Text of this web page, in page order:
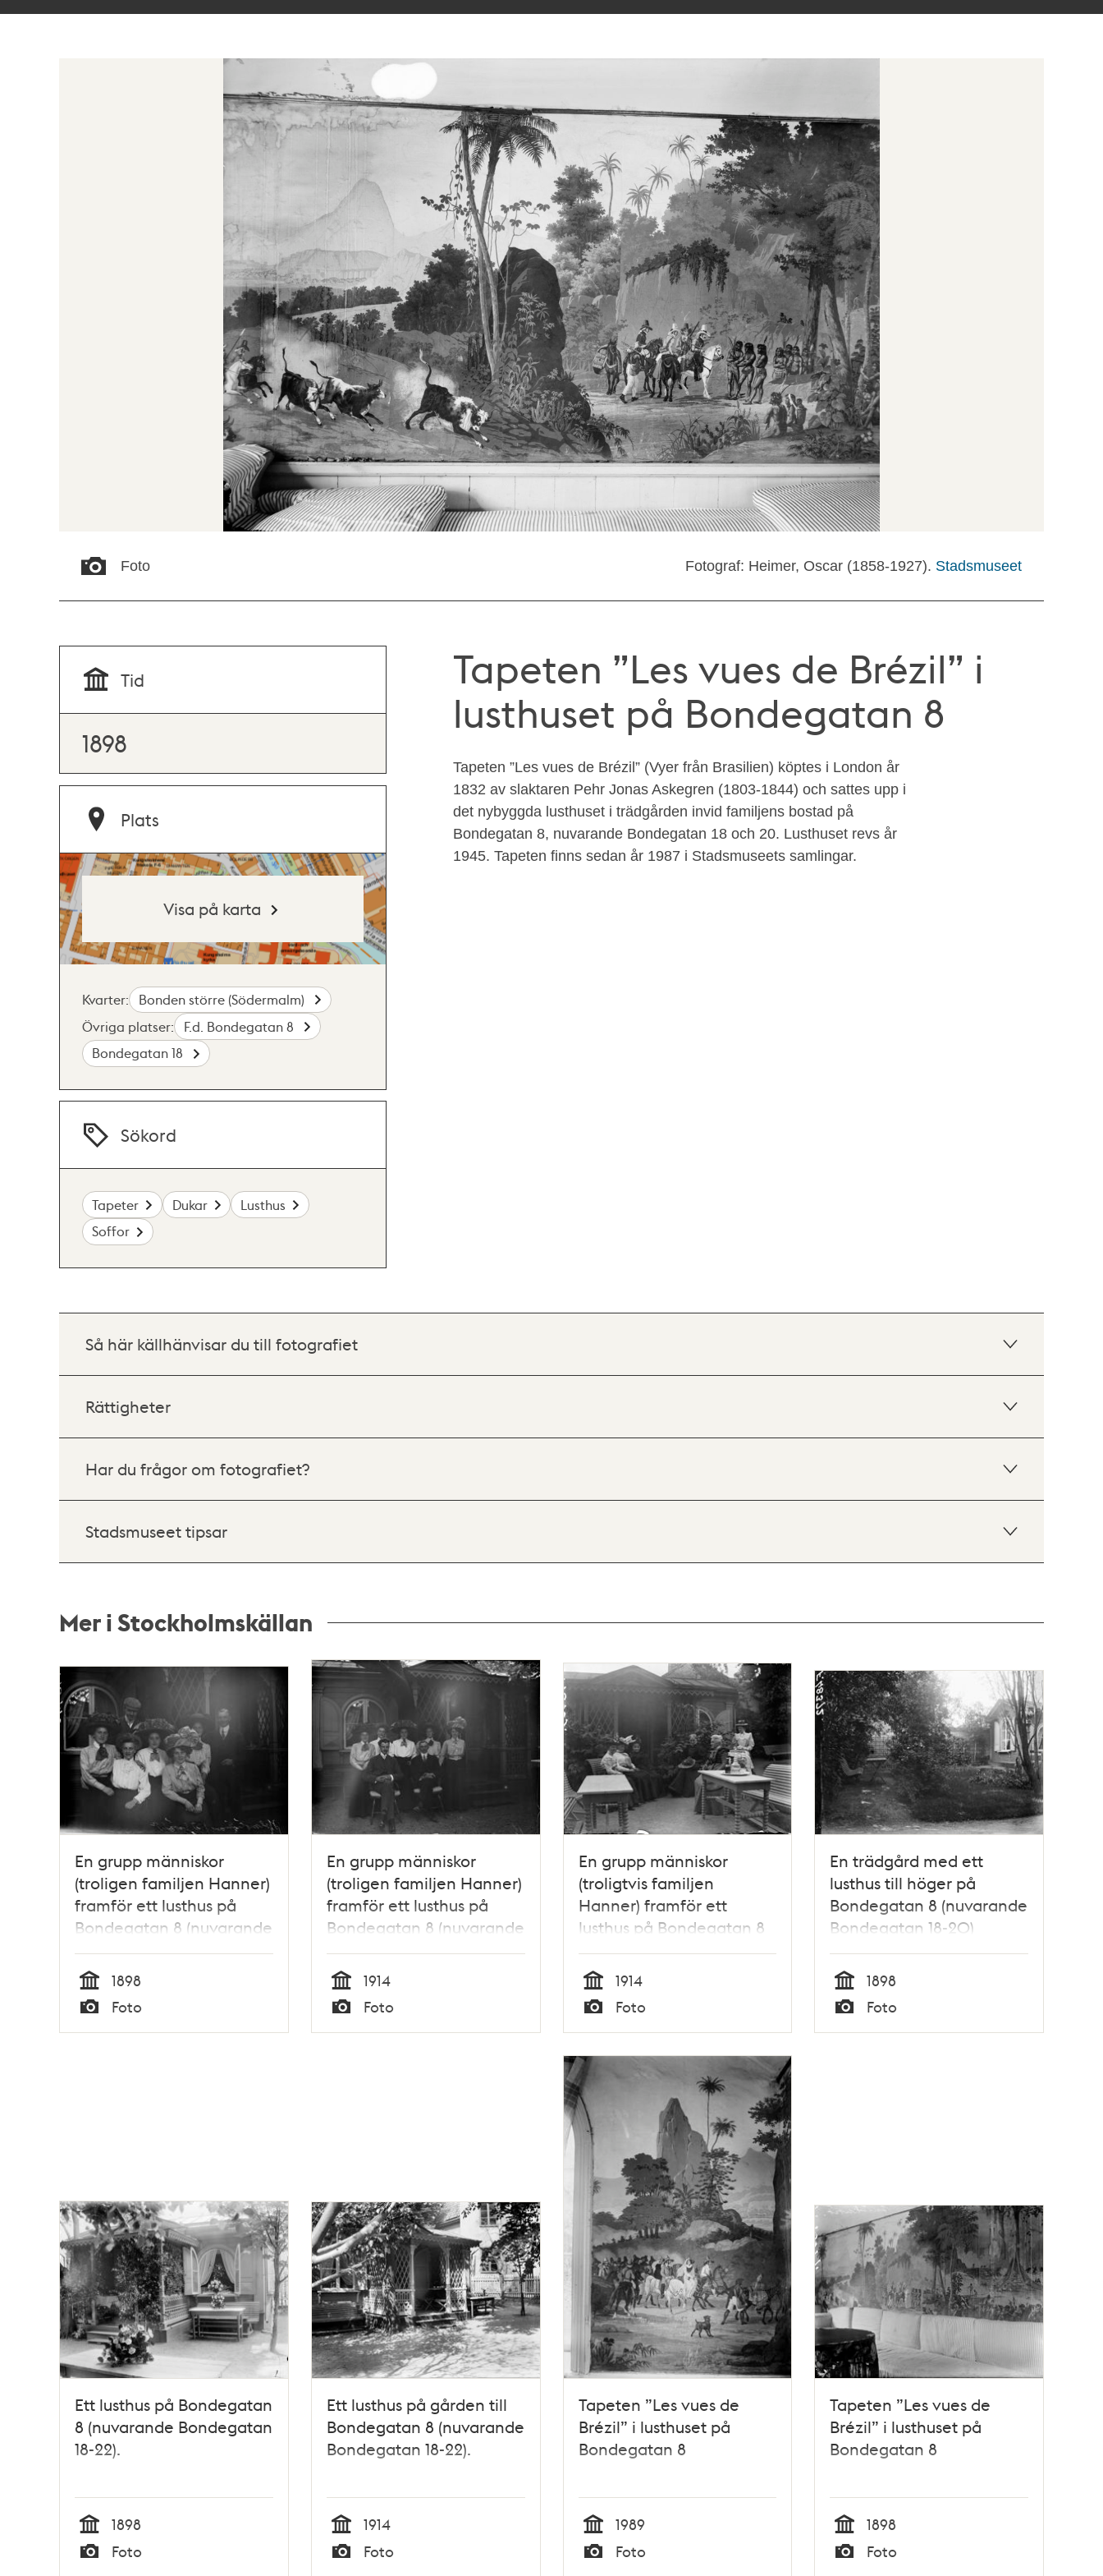
Foto Fotograf: Heimer, Oscar (1858-1927). Stadsmuseet
Tapeten ”Les vues de Brézil” i
lusthuset på Bondegatan 8
Tapeten ”Les vues de Brézil” (Vyer från Brasilien) köptes i London år
1832 av slaktaren Pehr Jonas Askegren (1803-1844) och sattes upp i
det nybyggda lusthuset i trädgården invid familjens bostad på
Bondegatan 8, nuvarande Bondegatan 18 och 20. Lusthuset revs år
1945. Tapeten finns sedan år 1987 i Stadsmuseets samlingar.
Tid
1898
Plats
Visa på karta
Kvarter:
Bonden större (Södermalm)
Övriga platser:
F.d. Bondegatan 8
Bondegatan 18
Sökord
Tapeter Dukar
Lusthus
Soffor
Så här källhänvisar du till fotografiet
Rättigheter
Har du frågor om fotografiet?
Stadsmuseet tipsar
Mer i Stockholmskällan
Relaterade
poster
och
teman
En grupp människor
(troligen familjen Hanner)
framför ett lusthus på
Bondegatan 8 (nuvarande
Bondegatan 18-20).
Tid
1898
Typ
Foto
En grupp människor
(troligen familjen Hanner)
framför ett lusthus på
Bondegatan 8 (nuvarande
Bondegatan 18-20).
Tid
1914
Typ
Foto
En grupp människor
(troligtvis familjen
Hanner) framför ett
lusthus på Bondegatan 8
(nuvarande Bondegatan
18-20).
Tid
1914
Typ
Foto
En trädgård med ett
lusthus till höger på
Bondegatan 8 (nuvarande
Bondegatan 18-20)
Tid
1898
Typ
Foto
Ett lusthus på Bondegatan
8 (nuvarande Bondegatan
18-22).
Tid
1898
Foto
Ett lusthus på gården till
Bondegatan 8 (nuvarande
Bondegatan 18-22).
Tid
1914
Foto
Tapeten ”Les vues de
Brézil” i lusthuset på
Bondegatan 8
Tid
1989
Foto
Tapeten ”Les vues de
Brézil” i lusthuset på
Bondegatan 8
Tid
1898
Foto